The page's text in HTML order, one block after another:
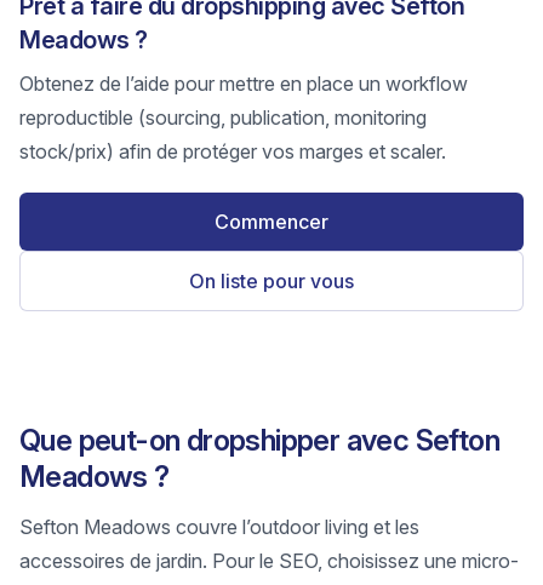
Prêt à faire du dropshipping avec Sefton
Meadows ?
Obtenez de l’aide pour mettre en place un workflow
reproductible (sourcing, publication, monitoring
stock/prix) afin de protéger vos marges et scaler.
Commencer
On liste pour vous
Que peut-on dropshipper avec Sefton
Meadows ?
Sefton Meadows couvre l’outdoor living et les
accessoires de jardin. Pour le SEO, choisissez une micro-